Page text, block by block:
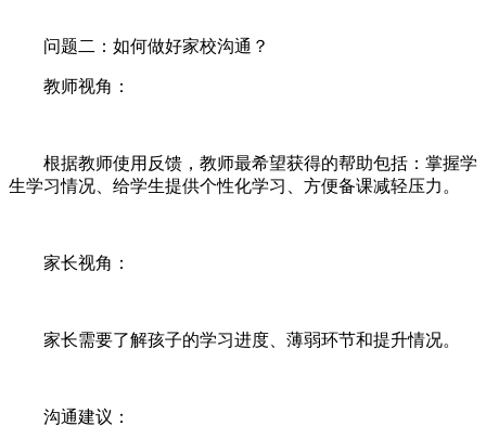
问题二：如何做好家校沟通？
教师视角：
根据教师使用反馈，教师最希望获得的帮助包括：掌握学
生学习情况、给学生提供个性化学习、方便备课减轻压力。
家长视角：
家长需要了解孩子的学习进度、薄弱环节和提升情况。
沟通建议：